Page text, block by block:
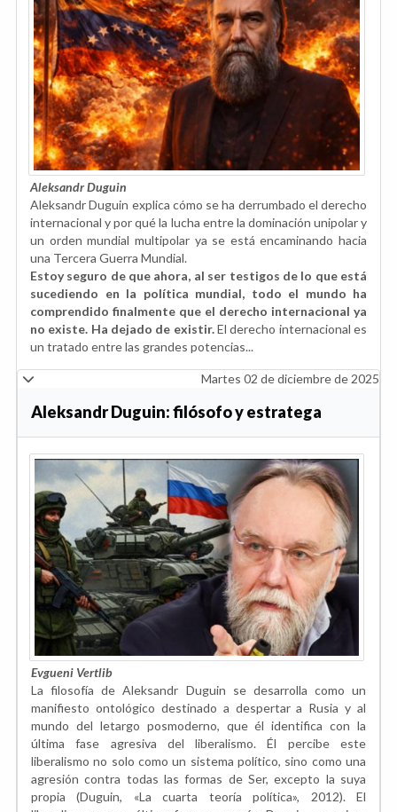
Aleksandr Duguin
Aleksandr Duguin explica cómo se ha derrumbado el derecho
internacional y por qué la lucha entre la dominación unipolar y
un orden mundial multipolar ya se está encaminando hacia
una Tercera Guerra Mundial.
Estoy seguro de que ahora, al ser testigos de lo que está
sucediendo en la política mundial, todo el mundo ha
comprendido finalmente que el derecho internacional ya
no existe. Ha dejado de existir.El derecho internacional es
un tratado entre las grandes potencias...
Martes 02 de diciembre de 2025
Aleksandr Duguin: filósofo y estratega
Evgueni Vertlib
La filosofía de Aleksandr Duguin se desarrolla como un
manifiesto ontológico destinado a despertar a Rusia y al
mundo del letargo posmoderno, que él identifica con la
última fase agresiva del liberalismo. Él percibe este
liberalismo no solo como un sistema político, sino como una
agresión contra todas las formas de Ser, excepto la suya
propia (Duguin, «La cuarta teoría política», 2012). El